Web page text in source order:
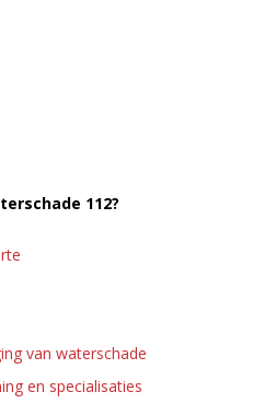
112?
van waterschade
en specialisaties